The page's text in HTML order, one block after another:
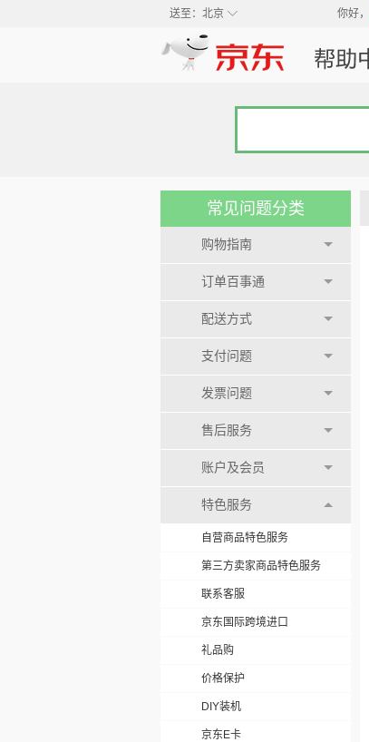
◇
送至： 北京 你好，
常见问题分类
购物指南
订单百事通
配送方式
支付问题
发票问题
售后服务
账户及会员
特色服务
自营商品特色服务
第三方卖家商品特色服务
联系客服
京东国际跨境进口
礼品购
价格保护
DIY装机
京东E卡